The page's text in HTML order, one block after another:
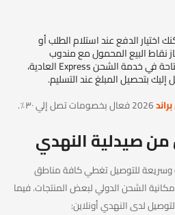
اختيار الدفع عند استلام الطلب أو
نقاط البيع المحمول مع مندوب
التوصيل. هذه الطريقة متاحة في خدمة الشحن Express العادية،
بتحصيل المبلغ عند التسليم.
صيدلية النهدي
وسريعة للتوصيل تغطي كافة مناطق
الشحن الدولي لبعض المنتجات. فيما
لدى النهدي أونلاين: